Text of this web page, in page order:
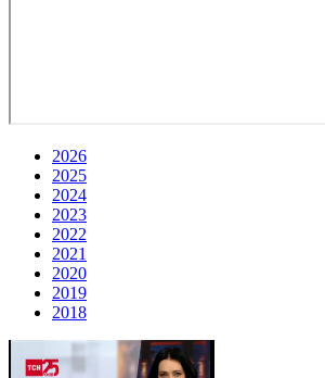
2026
2025
2024
2023
2022
2021
2020
2019
2018